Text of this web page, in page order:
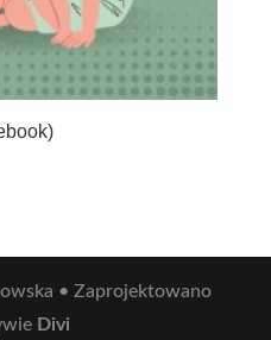
• Zaprojektowano
Divi